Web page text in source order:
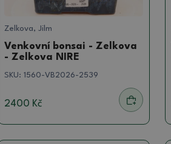
Zelkova, Jilm
Venkovní bonsai - Zelkova
- Zelkova NIRE
SKU: 1560-VB2026-2539
2400 Kč